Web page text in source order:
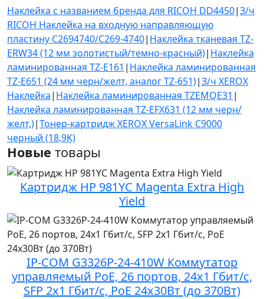
Наклейка с названием бренда для RICOH DD4450|З/ч
RICOH Наклейка на входную направляющую
пластину C2694740/C269-4740| Наклейка тканевая TZ-
ERW34 (12 мм золотистый/темно-красный)| Наклейка
ламинированная TZ-E161 | Наклейка ламинированная
TZ-E651 (24 мм черн/желт, аналог TZ-651)|З/ч XEROX
Наклейка| Наклейка ламинированная TZEMQE31 |
Наклейка ламинированная TZ-EFX631 (12 мм черн/
желт,)|Тонер-картридж XEROX VersaLink C9000
черный (18,9K)
Новые товары
Картридж HP 981YC Magenta Extra High
Yield
IP-COM G3326P-24-410W Коммутатор
управляемый PoE, 26 портов, 24x1 Гбит/с,
SFP 2x1 Гбит/с, PoE 24x30Вт (до 370Вт)